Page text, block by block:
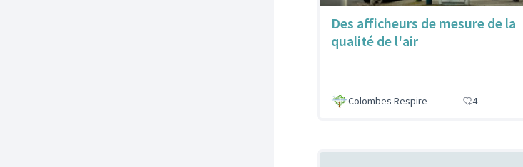
Des afficheurs de mesure de la
qualité de l'air
Colombes Respire 4